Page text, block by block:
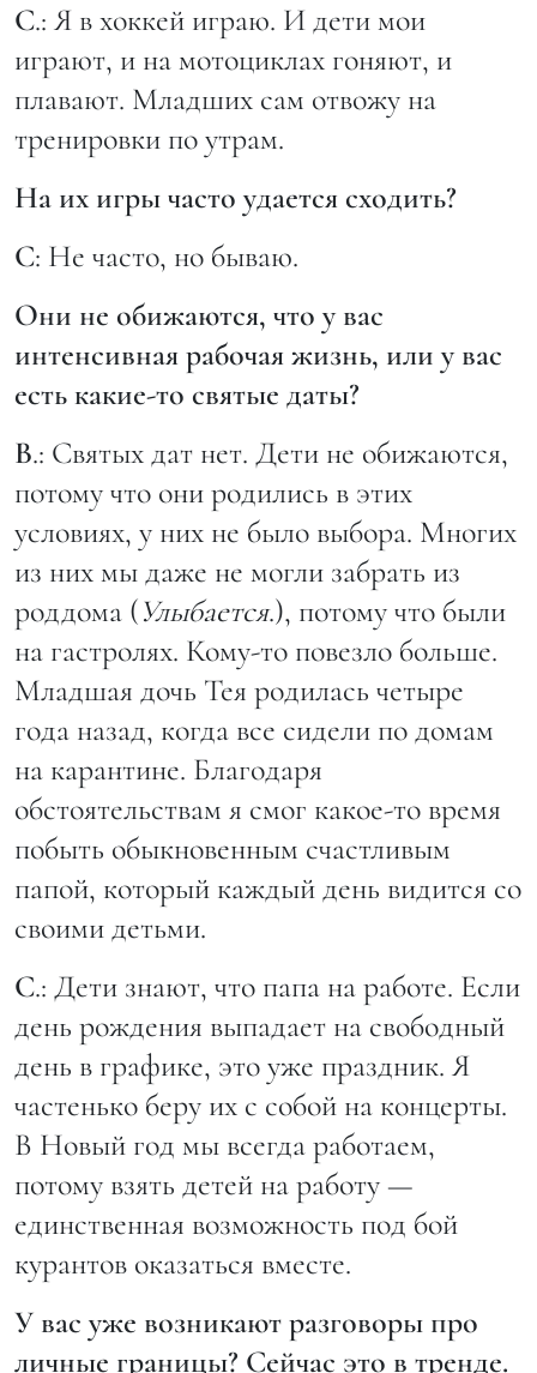
С.: Я в хоккей играю. И дети мои
играют, и на мотоциклах гоняют, и
плавают. Младших сам отвожу на
тренировки по утрам.
На их игры часто удается сходить?
С: Не часто, но бываю.
Они не обижаются, что у вас
интенсивная рабочая жизнь, или у вас
есть какие-то святые даты?
В.: Святых дат нет. Дети не обижаются,
потому что они родились в этих
условиях, у них не было выбора. Многих
из них мы даже не могли забрать из
роддома (Улыбается.), потому что были
на гастролях. Кому-то повезло больше.
Младшая дочь Тея родилась четыре
года назад, когда все сидели по домам
на карантине. Благодаря
обстоятельствам я смог какое-то время
побыть обыкновенным счастливым
папой, который каждый день видится со
своими детьми.
С.: Дети знают, что папа на работе. Если
день рождения выпадает на свободный
день в графике, это уже праздник. Я
частенько беру их с собой на концерты.
В Новый год мы всегда работаем,
потому взять детей на работу —
единственная возможность под бой
курантов оказаться вместе.
У вас уже возникают разговоры про
личные границы? Сейчас это в тренде.